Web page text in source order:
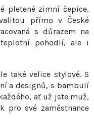
pletené zimní čepice,
přímo v České
s důrazem na
pohodlí, ale i
také velice stylové. S
a designů, s bambulí
ať už jste muž,
pro své zaměstnance